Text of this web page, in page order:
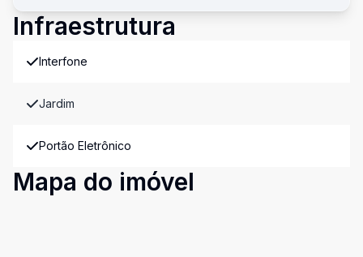
Infraestrutura
Interfone
Jardim
Portão Eletrônico
Mapa do imóvel